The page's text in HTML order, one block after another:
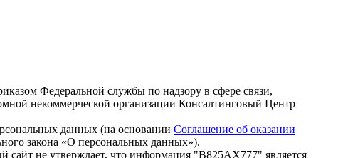
Федеральной службы по надзору в сфере связи,
некоммерческой организации Консалтинговый Центр
данных (на основании Соглашение об оказании
закона «О персональных данных»).
не утверждает, что информация "В825АХ777" является